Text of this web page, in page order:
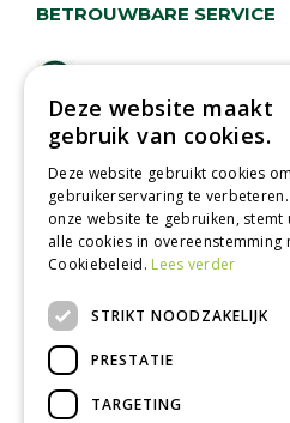
BETROUWBARE SERVICE
Lage verzendkosten
Vandaag besteld
binnen 2 dagen ophalen!
Afhalen in tuincentrum
Betaal veilig
met iDeal - Wero
Deze website maakt
gebruik van cookies.
Deze website gebruikt cookies
gebruikerservaring te
onze website te gebruiken, stemt
alle cookies in overeenstemming
Cookiebeleid. Lees verder
STRIKT NOODZAKELIJK
PRESTATIE
TARGETING